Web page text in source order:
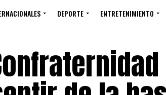
DEPORTE ENTRETENIMIENTO